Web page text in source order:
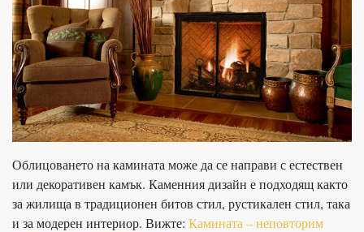
Облицоването на камината може да се направи с естествен
или декоративен камък. Каменния дизайн е подходящ както
за жилища в традиционен битов стил, рустикален стил, така
и за модерен интериор. Вижте: Камината – неповторим